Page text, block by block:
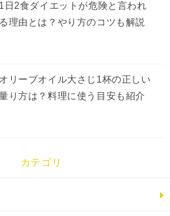
1日2食ダイエットが危険と言われ
る理由とは？やり方のコツも解説
オリーブオイル大さじ1杯の正しい
り方は？料理に使う目安も紹介
カテゴリ